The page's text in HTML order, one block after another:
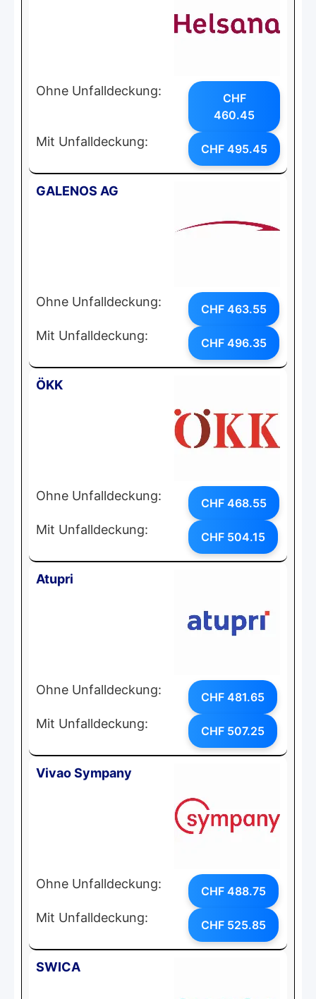
Ohne Unfalldeckung:
CHF
460.45
Mit Unfalldeckung: CHF 495.45
GALENOS AG
Ohne Unfalldeckung: CHF 463.55
Mit Unfalldeckung: CHF 496.35
ÖKK
Ohne Unfalldeckung: CHF 468.55
Mit Unfalldeckung: CHF 504.15
Atupri
Ohne Unfalldeckung: CHF 481.65
Mit Unfalldeckung: CHF 507.25
Vivao Sympany
Ohne Unfalldeckung: CHF 488.75
Mit Unfalldeckung: CHF 525.85
SWICA